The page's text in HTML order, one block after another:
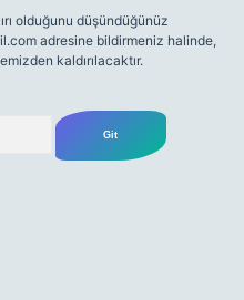
olduğunu düşündüğünüz
adresine bildirmeniz halinde,
kaldırılacaktır.